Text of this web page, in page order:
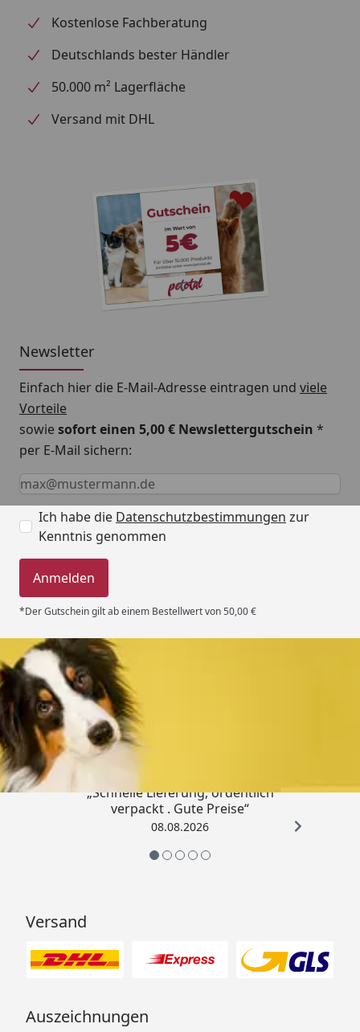
Wasser umfassend mit Spurenelementen
anzureichern.
Kostenlose Fachberatung
Deutschlands bester Händler
50.000 m² Lagerfläche
Versand mit DHL
Newsletter
Einfach hier die E-Mail-Adresse eintragen und viele
Vorteile
sowiesofort einen 5,00 € Newslettergutschein *
per E-Mail sichern:
Keine Eingabe erforderlich
Eingabe erforderlich
E-Mail *
Ich habe die Datenschutzbestimmungen zur
Kenntnis genommen
Anmelden
*Der Gutschein gilt ab einem Bestellwert von 50,00 €
Trusted Shops
„Schnelle Lieferung, ordentlich
verpackt . Gute Preise“
08.08.2026
Versand
Auszeichnungen